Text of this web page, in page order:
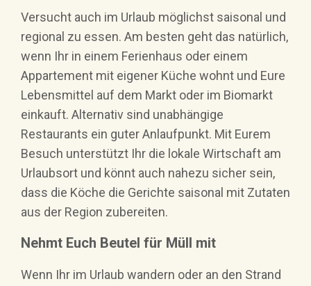
Versucht auch im Urlaub möglichst saisonal und
regional zu essen. Am besten geht das natürlich,
wenn Ihr in einem Ferienhaus oder einem
Appartement mit eigener Küche wohnt und Eure
Lebensmittel auf dem Markt oder im Biomarkt
einkauft. Alternativ sind unabhängige
Restaurants ein guter Anlaufpunkt. Mit Eurem
Besuch unterstützt Ihr die lokale Wirtschaft am
Urlaubsort und könnt auch nahezu sicher sein,
dass die Köche die Gerichte saisonal mit Zutaten
aus der Region zubereiten.
Nehmt Euch Beutel für Müll mit
Wenn Ihr im Urlaub wandern oder an den Strand